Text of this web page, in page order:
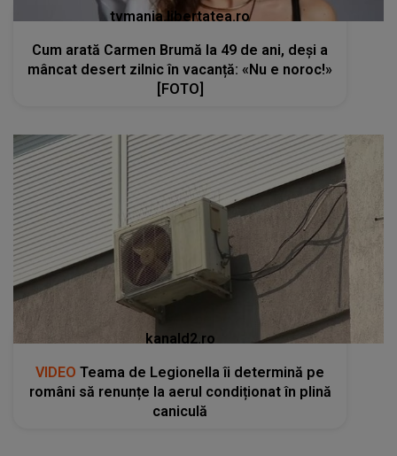
tvmania.libertatea.ro
Cum arată Carmen Brumă la 49 de ani, deși a
mâncat desert zilnic în vacanță: «Nu e noroc!»
[FOTO]
kanald2.ro
VIDEO Teama de Legionella îi determină pe
români să renunțe la aerul condiționat în plină
caniculă